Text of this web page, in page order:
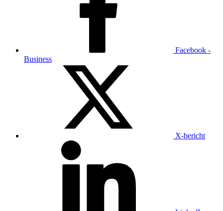
Facebook -
Business
X-bericht